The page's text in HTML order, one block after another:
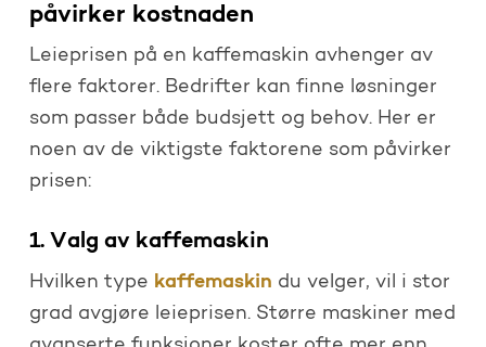
påvirker kostnaden
Leieprisen på en kaffemaskin avhenger av
flere faktorer. Bedrifter kan finne løsninger
som passer både budsjett og behov. Her er
noen av de viktigste faktorene som påvirker
prisen:
1. Valg av kaffemaskin
Hvilken type kaffemaskin du velger, vil i stor
grad avgjøre leieprisen. Større maskiner med